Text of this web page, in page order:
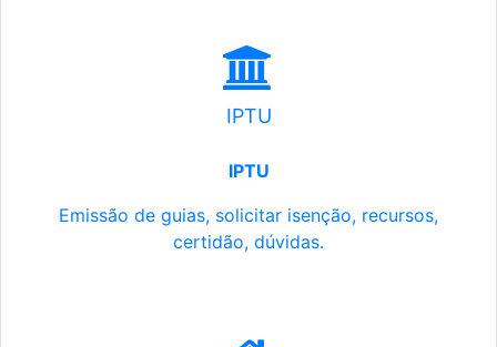
IPTU
IPTU
Emissão de guias, solicitar isenção, recursos,
certidão, dúvidas.